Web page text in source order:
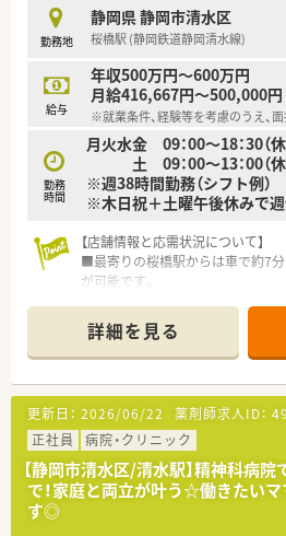
勤務地
静岡県 静岡市清水区
桜橋駅 (静岡鉄道静岡清水線)
給与
年収500万円～600万円
月給416,667円～500,000円
※就業条件、経験等を考慮のうえ、面
勤務
時間
月火水金 09：00～18：30（
土 09：00～13：00（休
※週38時間勤務（シフト例）
※木日祝＋土曜午後休みで
【店舗情報と応需状況について】
■最寄りの桜橋駅からは車で約7
が可能です。
の処方箋に対応しています。
■薬剤師は常時2名から3名体制で
安心して業務に集中できます。
【募集背景と求める人物像について
■今後の体制強化を見据えた増員
候補として活躍できる方を求めてい
■在宅医療にも積極的に取り組ん
たいという意欲をお持ちの方を歓
■調剤スキルだけでなく、人間性
詳細を見る
更新日： 2026/06/22 薬剤師求人ID：
正社員
病院・クリニック
【静岡市清水区/清水駅】精神科病
で！家庭と両立が叶う☆働きたい
す◎